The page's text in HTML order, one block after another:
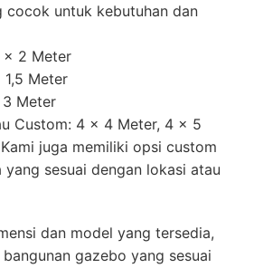
cocok untuk kebutuhan dan
x 2 Meter
1,5 Meter
3 Meter
Custom: 4 x 4 Meter, 4 x 5
juga memiliki opsi custom
sesuai dengan lokasi atau
dan model yang tersedia,
gazebo yang sesuai